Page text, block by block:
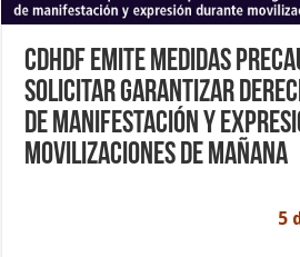
CDHDF emite medidas
solicitar garantizar
de manifestación y
movilizaciones de mañana
5